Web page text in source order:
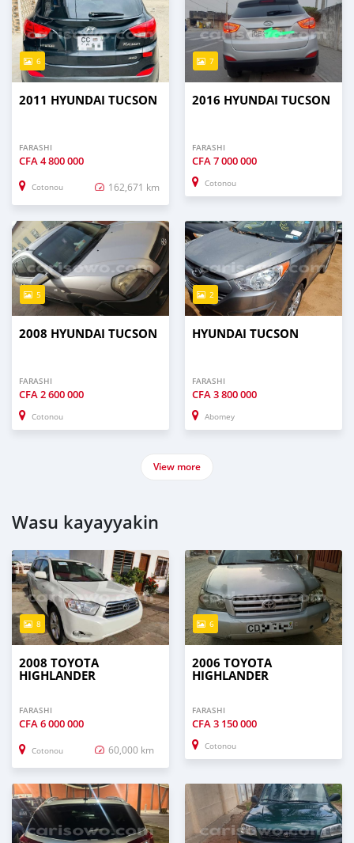
6
2011 HYUNDAI TUCSON
FARASHI
CFA4 800 000
Cotonou 162,671 km
7
2016 HYUNDAI TUCSON
FARASHI
CFA7 000 000
Cotonou
5
2008 HYUNDAI TUCSON
FARASHI
CFA2 600 000
Cotonou
2
HYUNDAI TUCSON
FARASHI
CFA3 800 000
Abomey
View more
Wasu kayayyakin
8
2008 TOYOTA
HIGHLANDER
FARASHI
CFA6 000 000
Cotonou 60,000 km
6
2006 TOYOTA
HIGHLANDER
FARASHI
CFA3 150 000
Cotonou